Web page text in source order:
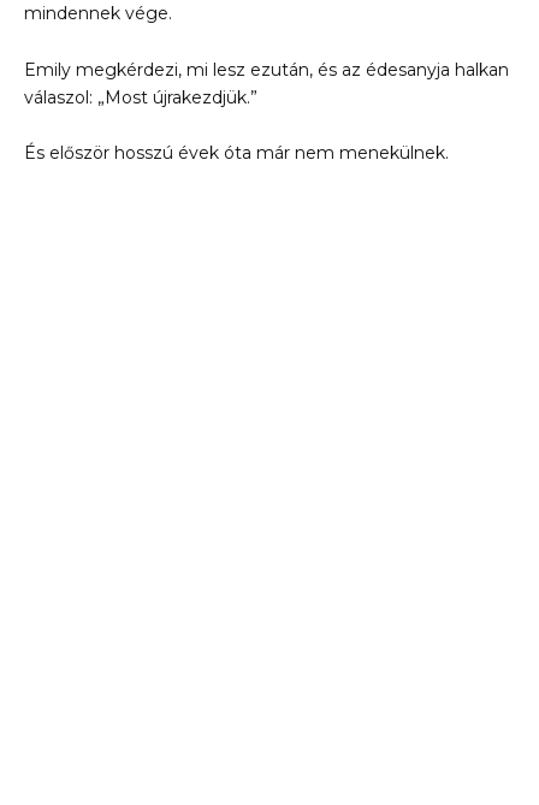
mindennek vége.
Emily megkérdezi, mi lesz ezután, és az édesanyja halkan
válaszol: „Most újrakezdjük.”
És először hosszú évek óta már nem menekülnek.